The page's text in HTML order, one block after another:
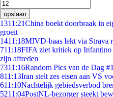
opslaan
1311:21China boekt doorbraak in
groeit
1411:18MIVD-baas lekt via Strava
711:18FIFA ziet kritiek op Infantino
zijn aftreden
7311:16Random Pics van de Dag
811:13Iran stelt zes eisen aan VS
611:10Nachtelijk gebiedsverbod
5211:04PostNL-bezorger steekt